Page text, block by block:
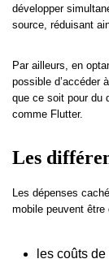
développer
source, réduisant
Par ailleurs, en
possible d’accéder
que ce soit pour du
comme Flutter.
Les
Les dépenses
mobile peuvent
les coûts